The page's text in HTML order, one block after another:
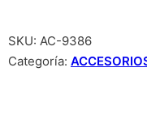
SKU: AC-9386
Categoría: